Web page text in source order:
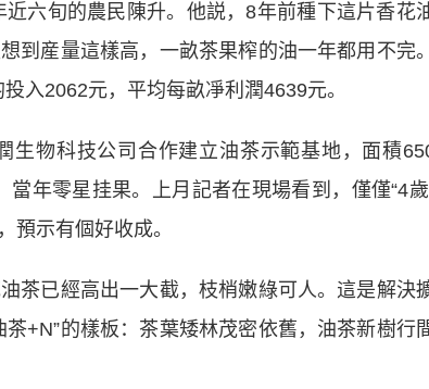
六旬的農民陳升。他説，8年前種下這片香花
到産量這樣高，一畝茶果榨的油一年都用不完。
入2062元，平均每畝凈利潤4639元。
物科技公司合作建立油茶示範基地，面積
年零星挂果。上月記者在現場看到，僅僅“4歲
預示有個好收成。
已經高出一大截，枝梢嫩綠可人。這是解決
+N”的樣板：茶葉矮林茂密依舊，油茶新樹行